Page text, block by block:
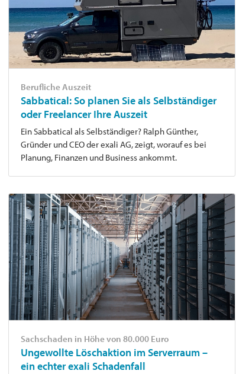
Berufliche Auszeit
Sabbatical: So planen Sie als Selbständiger
oder Freelancer Ihre Auszeit
Ein Sabbatical als Selbständiger? Ralph Günther,
Gründer und CEO der exali AG, zeigt, worauf es bei
Planung, Finanzen und Business ankommt.
Sachschaden in Höhe von 80.000 Euro
Ungewollte Löschaktion im Serverraum –
ein echter exali Schadenfall